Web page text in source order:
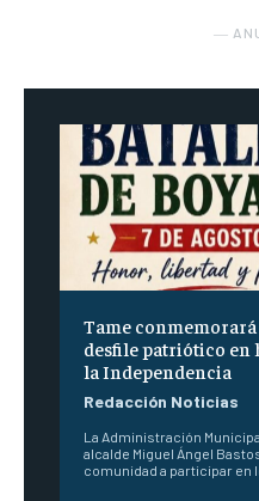
―
Tame conmemorará
desfile patriótico en
la Independencia
Redacción Noticias
La Administración
alcalde Miguel Ángel
comunidad a participar en